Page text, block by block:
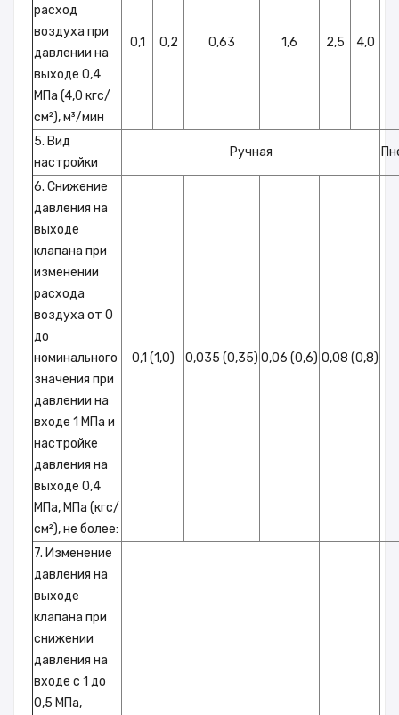
расход
воздуха при
давлении на
выходе 0,4
МПа (4,0 кгс/
см²), м³/мин
0,1 0,2 0,63 1,6 2,5 4,0
5. Вид
настройки
Ручная
6. Снижение
давления на
выходе
клапана при
изменении
расхода
воздуха от 0
до
номинального
значения при
давлении на
входе 1 МПа и
настройке
давления на
выходе 0,4
МПа, МПа (кгс/
см²), не более:
0,1 (1,0) 0,035 (0,35) 0,06 (0,6) 0,08 (0,8)
7. Изменение
давления на
выходе
клапана при
снижении
давления на
входе с 1 до
0,5 МПа,